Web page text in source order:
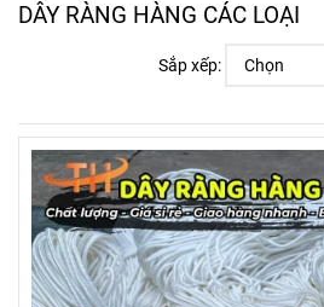
DÂY RÀNG HÀNG CÁC LOẠI
Sắp xếp: